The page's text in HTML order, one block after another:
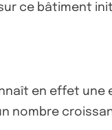
ce bâtiment
en effet
nombre